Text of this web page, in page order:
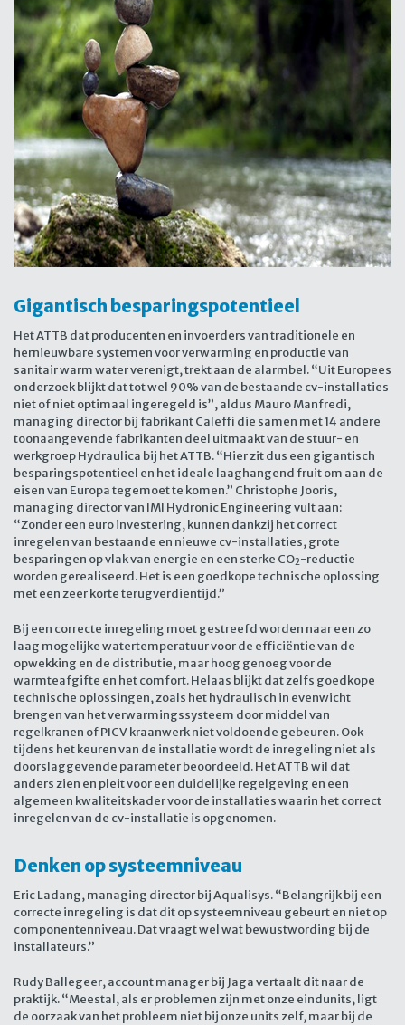
Gigantisch besparingspotentieel
Het ATTB dat producenten en invoerders van traditionele en
hernieuwbare systemen voor verwarming en productie van
sanitair warm water verenigt, trekt aan de alarmbel. “Uit Europees
onderzoek blijkt dat tot wel 90% van de bestaande cv-installaties
niet of niet optimaal ingeregeld is”, aldus Mauro Manfredi,
managing director bij fabrikant Caleffi die samen met 14 andere
toonaangevende fabrikanten deel uitmaakt van de stuur- en
werkgroep Hydraulica bij het ATTB. “Hier zit dus een gigantisch
besparingspotentieel en het ideale laaghangend fruit om aan de
eisen van Europa tegemoet te komen.” Christophe Jooris,
managing director van IMI Hydronic Engineering vult aan:
“Zonder een euro investering, kunnen dankzij het correct
inregelen van bestaande en nieuwe cv-installaties, grote
besparingen op vlak van energie en een sterke CO2-reductie
worden gerealiseerd. Het is een goedkope technische oplossing
met een zeer korte terugverdientijd.”
Bij een correcte inregeling moet gestreefd worden naar een zo
laag mogelijke watertemperatuur voor de efficiëntie van de
opwekking en de distributie, maar hoog genoeg voor de
warmteafgifte en het comfort. Helaas blijkt dat zelfs goedkope
technische oplossingen, zoals het hydraulisch in evenwicht
brengen van het verwarmingssysteem door middel van
regelkranen of PICV kraanwerk niet voldoende gebeuren. Ook
tijdens het keuren van de installatie wordt de inregeling niet als
doorslaggevende parameter beoordeeld. Het ATTB wil dat
anders zien en pleit voor een duidelijke regelgeving en een
algemeen kwaliteitskader voor de installaties waarin het correct
inregelen van de cv-installatie is opgenomen.
Denken op systeemniveau
Eric Ladang, managing director bij Aqualisys. “Belangrijk bij een
correcte inregeling is dat dit op systeemniveau gebeurt en niet op
componentenniveau. Dat vraagt wel wat bewustwording bij de
installateurs.”
Rudy Ballegeer, account manager bij Jaga vertaalt dit naar de
praktijk. “Meestal, als er problemen zijn met onze eindunits, ligt
de oorzaak van het probleem niet bij onze units zelf, maar bij de